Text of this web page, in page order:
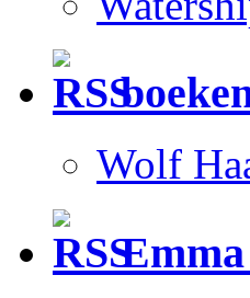
Wolf